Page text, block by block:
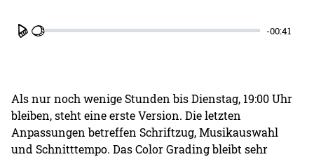
Play
-00:41
Als nur noch wenige Stunden bis Dienstag, 19:00 Uhr
bleiben, steht eine erste Version. Die letzten
Anpassungen betreffen Schriftzug, Musikauswahl
und Schnitttempo. Das Color Grading bleibt sehr